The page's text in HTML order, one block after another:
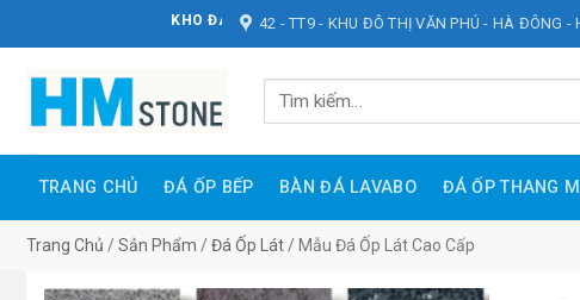
qua
KHO ĐÁ HOÀNG MINH STONE42 - TT9 - KHU ĐÔ THỊ VĂN PHÚ - HÀ ĐÔNG -
Tìm
kiếm:
TRANG CHỦ ĐÁ ỐP BẾP BÀN ĐÁ LAVABO ĐÁ ỐP THANG
Trang Chủ / Sản Phẩm / Đá Ốp Lát / Mẫu Đá Ốp Lát Cao Cấp